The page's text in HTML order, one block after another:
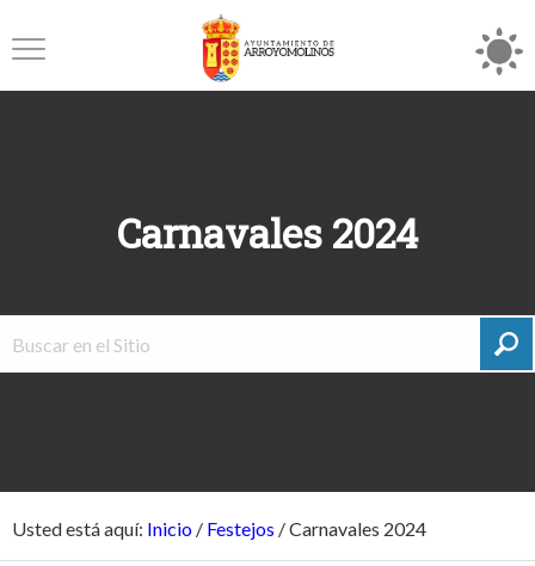
Carnavales 2024
Usted está aquí: Inicio / Festejos /Carnavales 2024